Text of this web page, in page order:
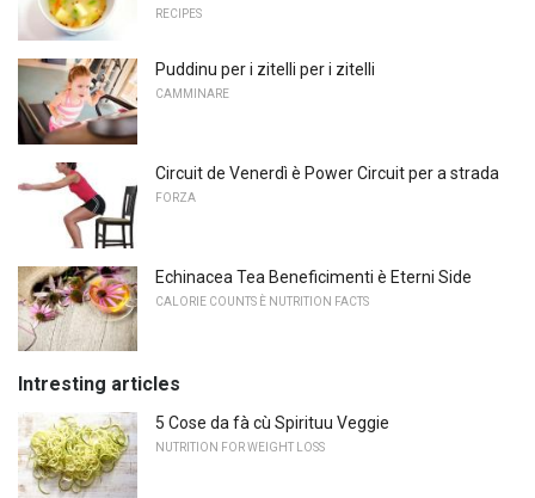
RECIPES
Puddinu per i zitelli per i zitelli
CAMMINARE
Circuit de Venerdì è Power Circuit per a strada
FORZA
Echinacea Tea Beneficimenti è Eterni Side
CALORIE COUNTS È NUTRITION FACTS
Intresting articles
5 Cose da fà cù Spirituu Veggie
NUTRITION FOR WEIGHT LOSS